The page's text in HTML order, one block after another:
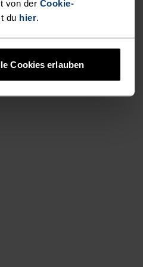
von der Cookie-
du hier.
Cookies erlauben